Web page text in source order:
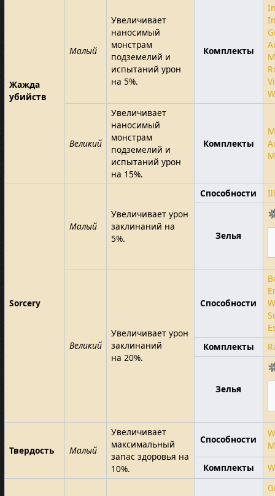
Жажда
убийств
Малый
Увеличивает
наносимый
монстрам
подземелий и
испытаний урон
на 5%.
Комплекты
Великий
Увеличивает
наносимый
монстрам
подземелий и
испытаний урон
на 15%.
Комплекты
Sorcery
Малый
Увеличивает урон
заклинаний на
5%.
Способности
Зелья
Великий
Увеличивает урон
заклинаний
на 20%.
Способности
Комплекты
Зелья
Твердость Малый
Увеличивает
максимальный
запас здоровья на
10%.
Способности
Комплекты